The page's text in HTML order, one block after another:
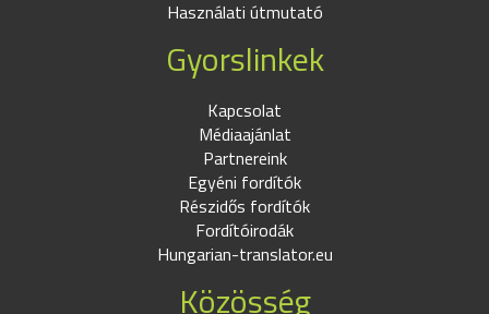
Használati útmutató
Gyorslinkek
Kapcsolat
Médiaajánlat
Partnereink
Egyéni fordítók
Részidős fordítók
Fordítóirodák
Hungarian-translator.eu
Közösség